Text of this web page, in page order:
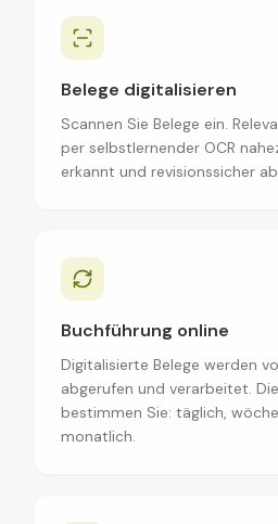
Belege digitalisieren
Scannen Sie Belege ein.
per selbstlernender OCR
erkannt und revisionssicher
Buchführung online
Digitalisierte Belege werden
abgerufen und verarbeitet.
bestimmen Sie: täglich,
monatlich.